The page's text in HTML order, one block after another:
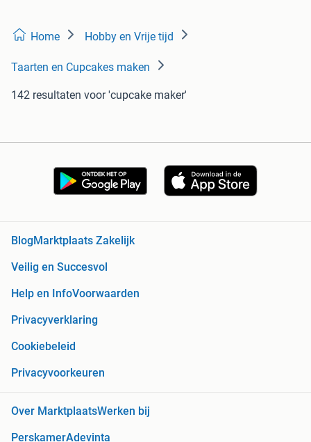
Home Hobby en Vrije tijd
Taarten en Cupcakes maken
142 resultaten voor 'cupcake maker'
BlogMarktplaats Zakelijk
Veilig en Succesvol
Help en InfoVoorwaarden
Privacyverklaring
Cookiebeleid
Privacyvoorkeuren
Over MarktplaatsWerken bij
PerskamerAdevinta